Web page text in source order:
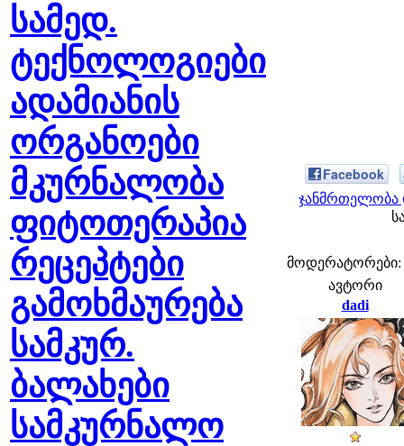
სამედ.
ტექნოლოგიები
ადამიანის
ორგანოები
მკურნალობა
ფიტოთერაპია
რეცეპტები
გამოხმაურება
სამკურ.
ბალახები
სამკურნალო
Facebook
ჯანმრთელობა
მოდერატორები:
ავტორი
dadi